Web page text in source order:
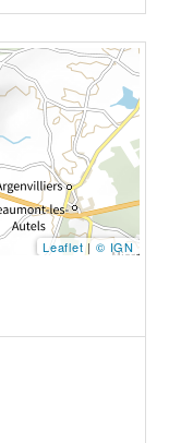
Leaflet | © IGN